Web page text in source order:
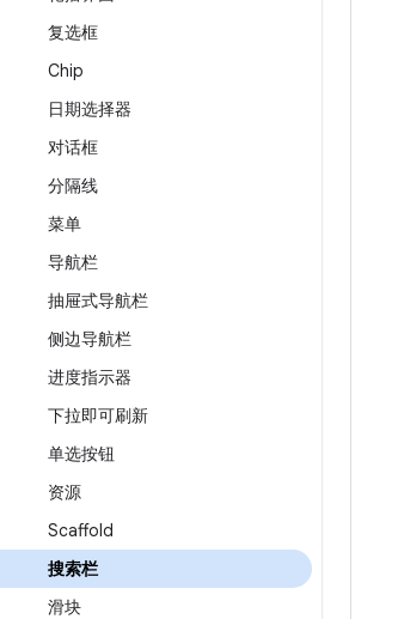
复选框
Chip
日期选择器
对话框
分隔线
菜单
导航栏
抽屉式导航栏
侧边导航栏
进度指示器
下拉即可刷新
单选按钮
资源
Scaffold
搜索栏
滑块